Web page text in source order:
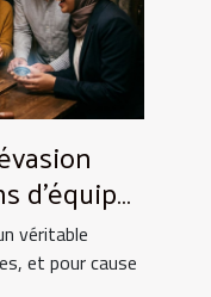
d'équipe
véritable
et pour cause